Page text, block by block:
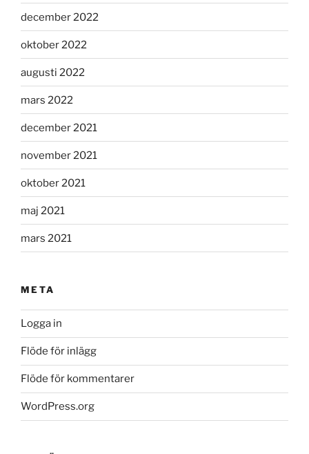
december 2022
oktober 2022
augusti 2022
mars 2022
december 2021
november 2021
oktober 2021
maj 2021
mars 2021
META
Logga in
Flöde för inlägg
Flöde för kommentarer
WordPress.org